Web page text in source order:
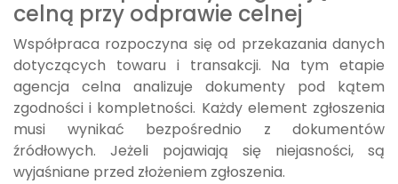
celną przy odprawie celnej
Współpraca rozpoczyna się od przekazania danych
dotyczących towaru i transakcji. Na tym etapie
agencja celna analizuje dokumenty pod kątem
zgodności i kompletności. Każdy element zgłoszenia
musi wynikać bezpośrednio z dokumentów
źródłowych. Jeżeli pojawiają się niejasności, są
wyjaśniane przed złożeniem zgłoszenia.